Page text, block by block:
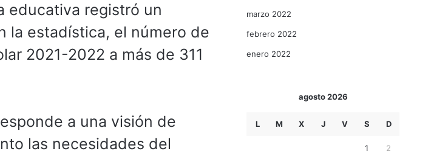
educativa registró un
la estadística, el número de
2021-2022 a más de 311
a una visión de
las necesidades del
marzo 2022
febrero 2022
enero 2022
agosto 2026
L M X J V S D
1 2